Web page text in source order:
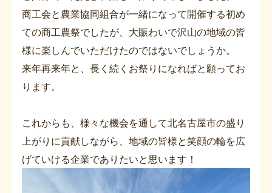
商工会と農業協同組合が一緒になって開催する初め
ての商工農祭でしたが、大賑わいで沢山の地域の皆
様に楽しんでいただけたのではないでしょうか。
来年再来年と、長く続くお祭りになればと願ってお
ります。
これからも、様々な機会を通して北名古屋市の盛り
上がりに貢献しながら、地域の皆様と笑顔の輪を広
げていける企業でありたいと思います！